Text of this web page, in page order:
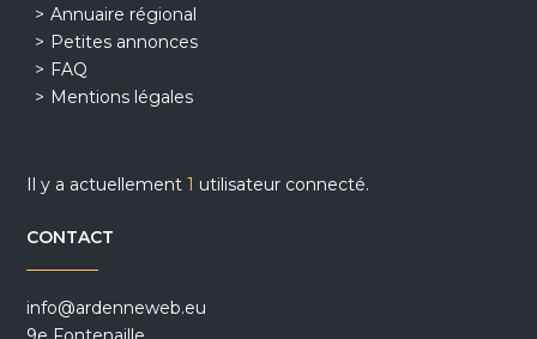
Annuaire régional
Petites annonces
FAQ
Mentions légales
Il y a actuellement1 utilisateur connecté.
CONTACT
info@ardenneweb.eu